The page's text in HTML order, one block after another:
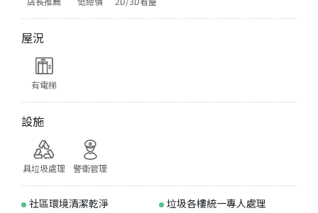
屋況
有電梯
設施
具垃圾處理 警衛管理
社區環境清潔乾淨
垃圾各樓統一專人處理